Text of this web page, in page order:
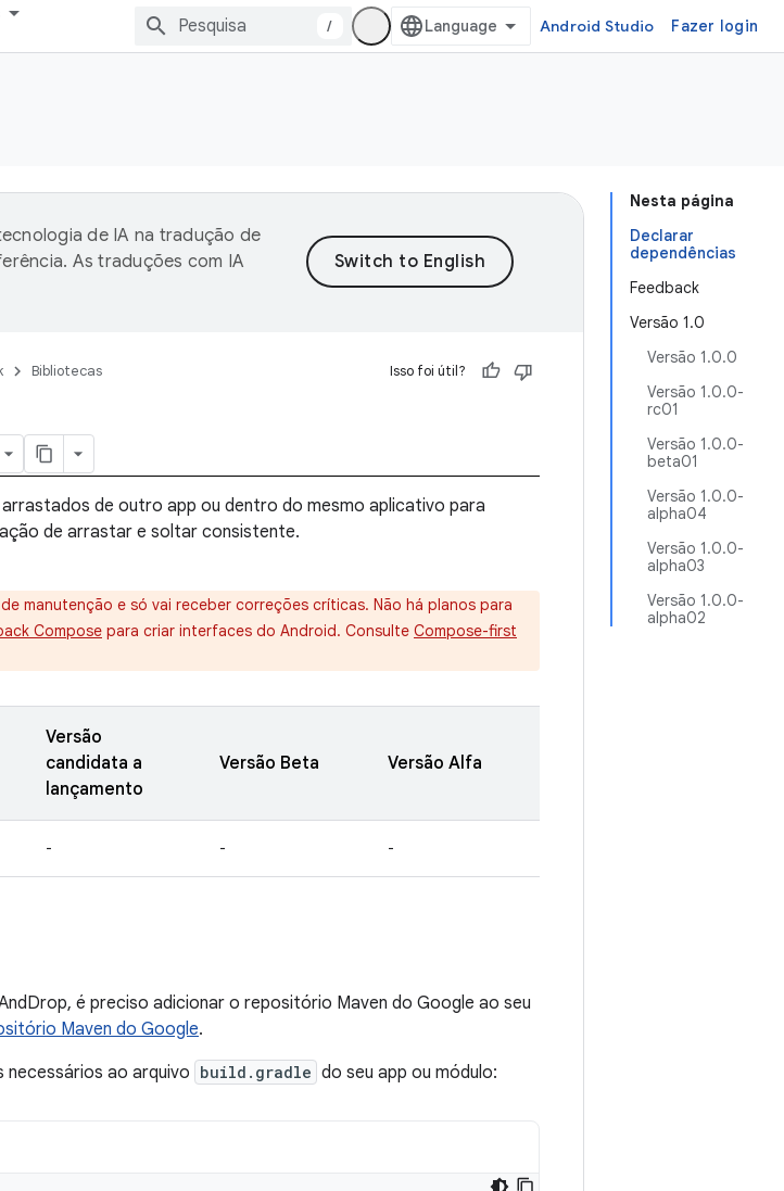
/ Android Studio Fazer login
Nesta página
Declarar
dependências
Feedback
Versão 1.0
Versão 1.0.0
Versão 1.0.0-
rc01
Versão 1.0.0-
beta01
Versão 1.0.0-
alpha04
Versão 1.0.0-
alpha03
Versão 1.0.0-
alpha02
de IA na tradução de
As traduções com IA
Bibliotecas Isso foi útil?
de outro app ou dentro do mesmo aplicativo para
de arrastar e soltar consistente.
manutenção e só vai receber correções críticas. Não há planos para
Compose para criar interfaces do Android. Consulte Compose-first
Versão
candidata a
lançamento
Versão Beta Versão Alfa
- - -
é preciso adicionar o repositório Maven do Google ao seu
Maven do Google.
ao arquivo build.gradle do seu app ou módulo: